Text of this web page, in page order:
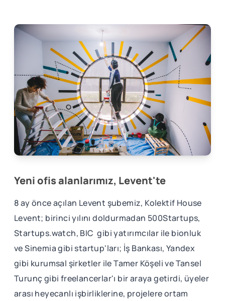
Yeni ofis alanlarımız, Levent'te
8 ay önce açılan Levent şubemiz, Kolektif House
Levent; birinci yılını doldurmadan 500Startups,
Startups.watch, BIC gibi yatırımcılar ile bionluk
ve Sinemia gibi startup'ları; İş Bankası, Yandex
gibi kurumsal şirketler ile Tamer Köşeli ve Tansel
Turunç gibi freelancerlar'ı bir araya getirdi, üyeler
arası heyecanlı işbirliklerine, projelere ortam